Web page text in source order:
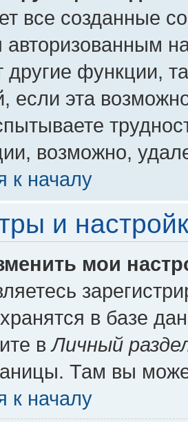
все созданные
авторизованным
функции,
если эта
возможно,
к началу
и
мои
в базе
вЛичный
Там вы
к началу